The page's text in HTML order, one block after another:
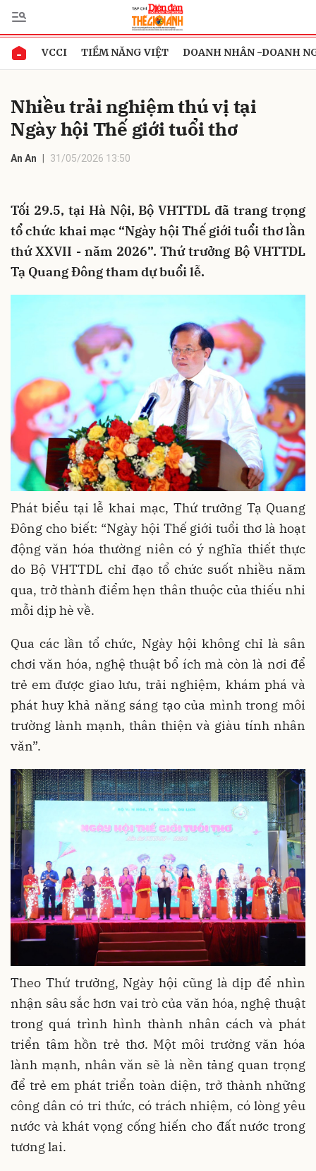
VCCI TIỀM NĂNG VIỆT DOANH NHÂN -DOANH
Nhiều trải nghiệm thú vị tại
Ngày hội Thế giới tuổi thơ
An An 31/05/2026 13:50
Tối 29.5, tại Hà Nội, Bộ VHTTDL đã trang trọng
tổ chức khai mạc “Ngày hội Thế giới tuổi thơ lần
thứ XXVII - năm 2026”. Thứ trưởng Bộ VHTTDL
Tạ Quang Đông tham dự buổi lễ.
Phát biểu tại lễ khai mạc, Thứ trưởng Tạ Quang
Đông cho biết: “Ngày hội Thế giới tuổi thơ là hoạt
động văn hóa thường niên có ý nghĩa thiết thực
do Bộ VHTTDL chỉ đạo tổ chức suốt nhiều năm
qua, trở thành điểm hẹn thân thuộc của thiếu nhi
mỗi dịp hè về.
Qua các lần tổ chức, Ngày hội không chỉ là sân
chơi văn hóa, nghệ thuật bổ ích mà còn là nơi để
trẻ em được giao lưu, trải nghiệm, khám phá và
phát huy khả năng sáng tạo của mình trong môi
trường lành mạnh, thân thiện và giàu tính nhân
văn”.
Theo Thứ trưởng, Ngày hội cũng là dịp để nhìn
nhận sâu sắc hơn vai trò của văn hóa, nghệ thuật
trong quá trình hình thành nhân cách và phát
triển tâm hồn trẻ thơ. Một môi trường văn hóa
lành mạnh, nhân văn sẽ là nền tảng quan trọng
để trẻ em phát triển toàn diện, trở thành những
công dân có tri thức, có trách nhiệm, có lòng yêu
nước và khát vọng cống hiến cho đất nước trong
tương lai.
Gửi bình luận
Hủy Gửi